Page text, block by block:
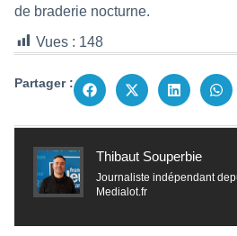
de braderie nocturne.
Vues : 148
Partager :
Thibaut Souperbie
Journaliste indépendant
Medialot.fr